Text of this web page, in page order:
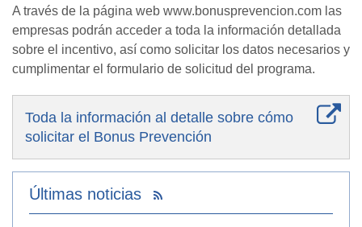
A través de la página web www.bonusprevencion.com las
empresas podrán acceder a toda la información detallada
sobre el incentivo, así como solicitar los datos necesarios y
cumplimentar el formulario de solicitud del programa.
Toda la información al detalle sobre cómo
solicitar el Bonus Prevención
Últimas noticias